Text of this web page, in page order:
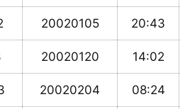
20020105 20:43
20020120 14:02
20020204 08:24